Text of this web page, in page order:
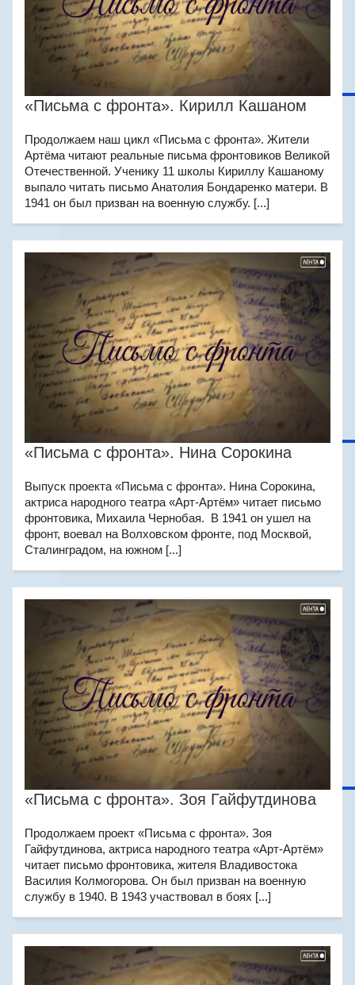
«Письма с фронта». Кирилл Кашаном
Продолжаем наш цикл «Письма с фронта». Жители
Артёма читают реальные письма фронтовиков Великой
Отечественной. Ученику 11 школы Кириллу Кашаному
выпало читать письмо Анатолия Бондаренко матери. В
1941 он был призван на военную службу. [...]
«Письма с фронта». Нина Сорокина
Выпуск проекта «Письма с фронта». Нина Сорокина,
актриса народного театра «Арт-Артём» читает письмо
фронтовика, Михаила Чернобая. В 1941 он ушел на
фронт, воевал на Волховском фронте, под Москвой,
Сталинградом, на южном [...]
«Письма с фронта». Зоя Гайфутдинова
Продолжаем проект «Письма с фронта». Зоя
Гайфутдинова, актриса народного театра «Арт-Артём»
читает письмо фронтовика, жителя Владивостока
Василия Колмогорова. Он был призван на военную
службу в 1940. В 1943 участвовал в боях [...]